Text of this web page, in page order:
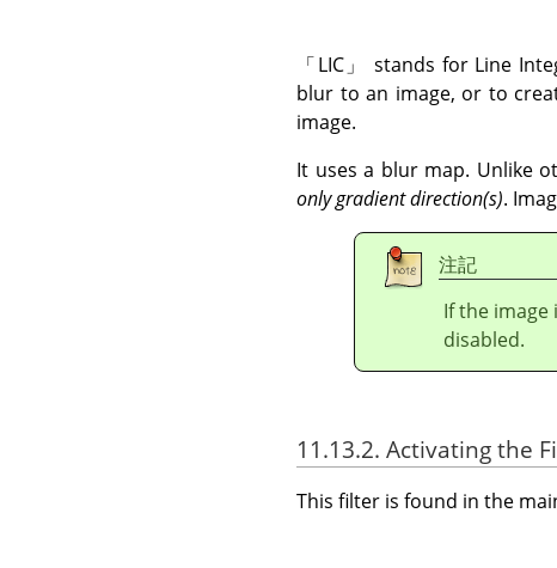
「LIC」
stands for Line
blur to an image, or to
image.
It uses a blur map. Unlike
only gradient direction(s).
注記
If the
disabled.
11.13.2. Activating the
This filter is found in the